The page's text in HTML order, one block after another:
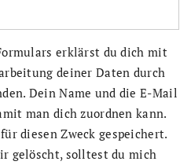
erklärst du dich mit
deiner Daten durch
Dein Name und die E-Mail
man dich zuordnen kann.
diesen Zweck gespeichert.
gelöscht, solltest du mich